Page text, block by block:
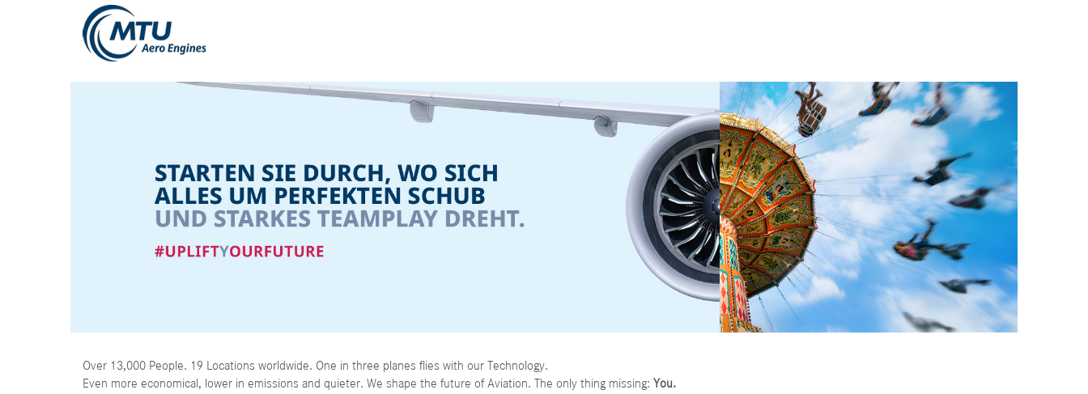
Over 13,000 People. 19 Locations worldwide. One in three planes flies with our Technology.
Even more economical, lower in emissions and quieter. We shape the future of Aviation. The only thing missing: You.